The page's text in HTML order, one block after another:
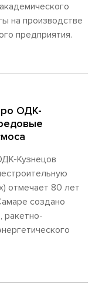
на производстве
предприятия.
ОДК-
Кузнецов
отмечает 80 лет
создано
ракетно-